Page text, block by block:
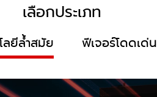
เลือกประเภท
ลยีล้ำสมัย ฟีเจอร์โดดเด่น